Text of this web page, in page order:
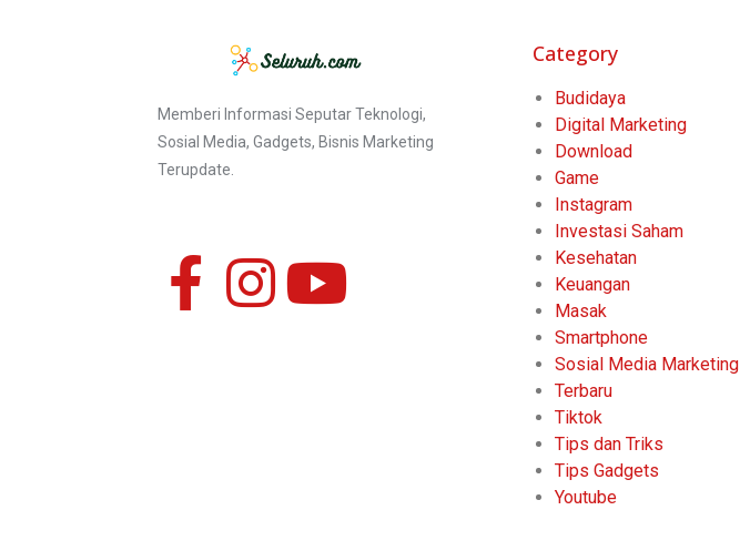
Memberi Informasi Seputar Teknologi,
Sosial Media, Gadgets, Bisnis Marketing
Terupdate.
Category
Budidaya
Digital Marketing
Download
Game
Instagram
Investasi Saham
Kesehatan
Keuangan
Masak
Smartphone
Sosial Media Marketing
Terbaru
Tiktok
Tips dan Triks
Tips Gadgets
Youtube